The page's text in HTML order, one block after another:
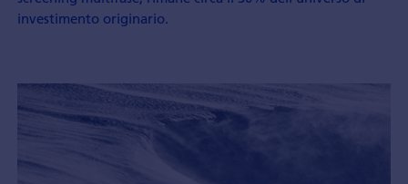
investimento originario.